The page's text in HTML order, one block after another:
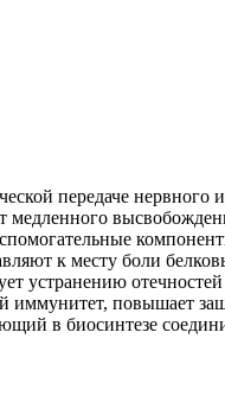
передаче нервного
к месту боли
устранению
иммунитет, повышает
в биосинтезе